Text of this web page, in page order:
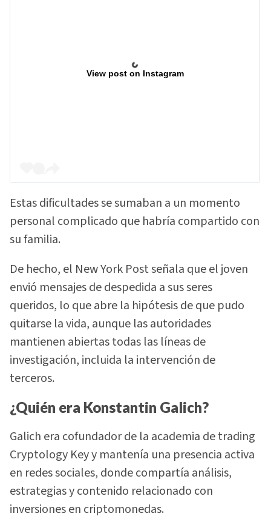
View post on Instagram
Estas dificultades se sumaban a un momento
personal complicado que habría compartido con
su familia.
De hecho, el New York Post señala que el joven
envió mensajes de despedida a sus seres
queridos, lo que abre la hipótesis de que pudo
quitarse la vida, aunque las autoridades
mantienen abiertas todas las líneas de
investigación, incluida la intervención de
terceros.
¿Quién era Konstantin Galich?
Galich era cofundador de la academia de trading
Cryptology Key y mantenía una presencia activa
en redes sociales, donde compartía análisis,
estrategias y contenido relacionado con
inversiones en criptomonedas.